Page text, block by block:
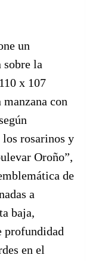
un
sobre la
x 107
con
rosarinos y
Oroño”,
de
a
baja,
profundidad
en el